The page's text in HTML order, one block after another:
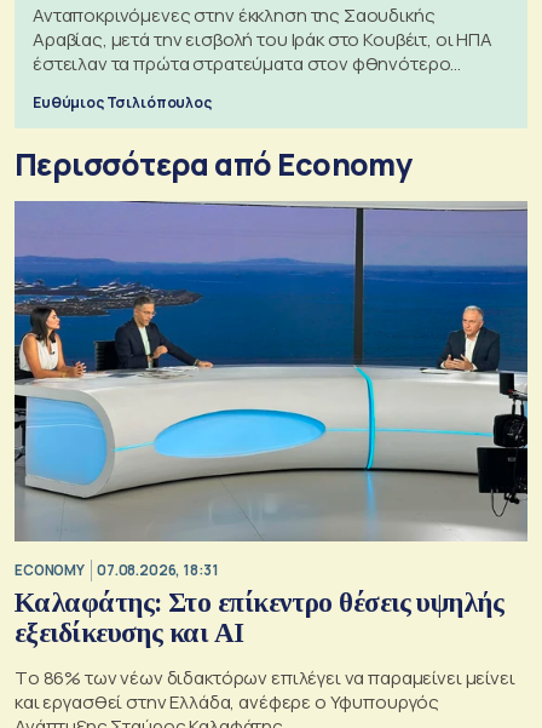
Ανταποκρινόμενες στην έκκληση της Σαουδικής
Αραβίας, μετά την εισβολή του Ιράκ στο Κουβέιτ, οι ΗΠΑ
έστειλαν τα πρώτα στρατεύματα στον φθηνότερο
Ευθύμιος Τσιλιόπουλος
Περισσότερα από Economy
ECONOMY 07.08.2026, 18:31
Καλαφάτης: Στο επίκεντρο θέσεις υψηλής
εξειδίκευσης και AI
Tο 86% των νέων διδακτόρων επιλέγει να παραμείνει μείνει
και εργασθεί στην Ελλάδα, ανέφερε ο Υφυπουργός